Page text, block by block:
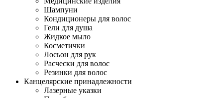
Шампуни
Кондиционеры для волос
Гели для душа
Жидкое мыло
Косметички
Лосьон для рук
Расчески для волос
Резинки для волос
Канцелярские принадлежности
Лазерные указки